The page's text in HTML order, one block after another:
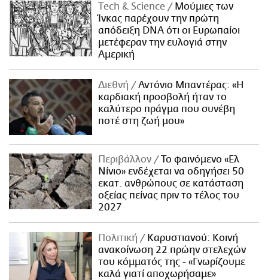
Τech & Science
Μούμιες των
Ίνκας παρέχουν την πρώτη
απόδειξη DNA ότι οι Ευρωπαίοι
μετέφεραν την ευλογιά στην
Αμερική
Διεθνή
Αντόνιο Μπαντέρας: «Η
καρδιακή προσβολή ήταν το
καλύτερο πράγμα που συνέβη
ποτέ στη ζωή μου»
Περιβάλλον
Το φαινόμενο «Ελ
Νίνιο» ενδέχεται να οδηγήσει 50
εκατ. ανθρώπους σε κατάσταση
οξείας πείνας πριν το τέλος του
2027
Πολιτική
Καρυστιανού: Κοινή
ανακοίνωση 22 πρώην στελεχών
του κόμματός της - «Γνωρίζουμε
καλά γιατί αποχωρήσαμε»